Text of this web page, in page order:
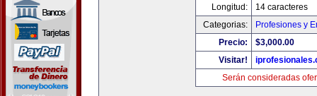
Longitud:
14 caracteres
Categorias:
Profesiones y
Precio:
$3,000.00
Visitar!
Serán consideradas